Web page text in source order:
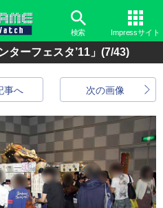
検索 Impressサイト
ーフェスタ’11」 (7/43)
次の画像
事へ